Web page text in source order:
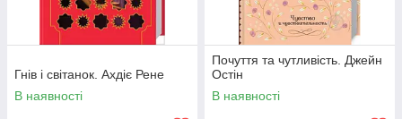
Гнів і світанок. Ахдіє Рене
В наявності
Почуття та чутливість. Джейн
Остін
В наявності